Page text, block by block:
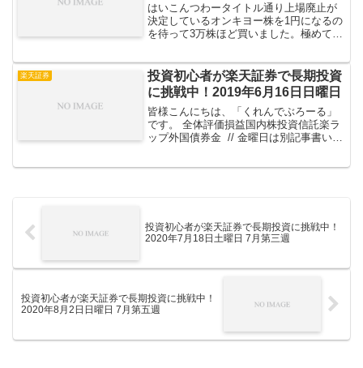
はいこんつわータイトル通り上場廃止が
決定しているオンキヨー株を1円になるの
を待って3万株ほど買いました。極めて負
紙くず確定の3万円負け万万が一再上場を
果たすような事...
楽天証券
投資初心者が楽天証券で長期投資
に挑戦中！2019年6月16日日曜日
皆様こんにちは、「くれんでぶろーる」
です。 全体評価損益国内株投資信託楽ラ
ップ外国債券金 // 金曜日は別記事書いて
投資初心者が楽天証券で長期投資に挑戦中！
2020年7月18日土曜日 7月第三週
投資初心者が楽天証券で長期投資に挑戦中！
2020年8月2日日曜日 7月第五週